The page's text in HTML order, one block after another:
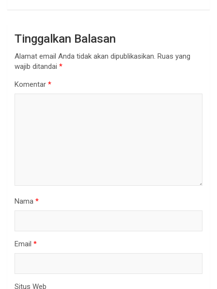
Tinggalkan Balasan
Alamat email Anda tidak akan dipublikasikan. Ruas yang
wajib ditandai *
Komentar *
Nama *
Email *
Situs Web